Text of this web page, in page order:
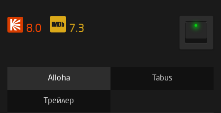
8.0 7.3
Alloha Tabus
Трейлер